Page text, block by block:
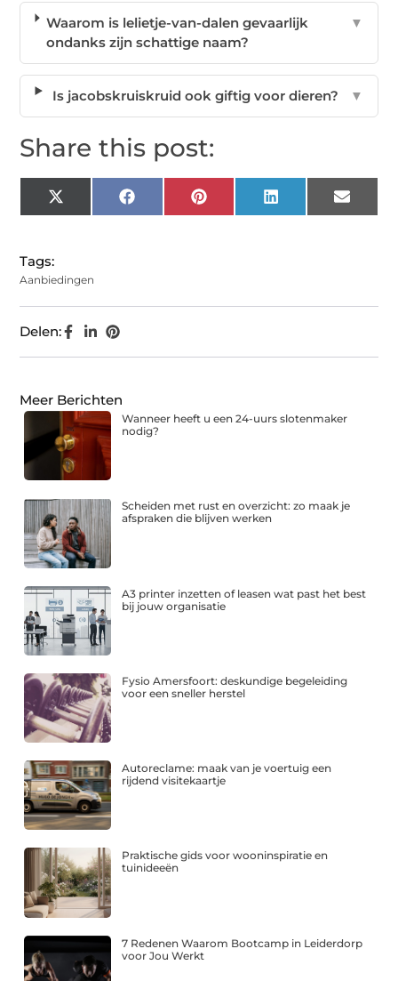
Waarom is lelietje-van-dalen gevaarlijk
ondanks zijn schattige naam?
▼
Is jacobskruiskruid ook giftig voor dieren? ▼
Share this post:
X
(Twitter)
Facebook Pinterest LinkedIn Email
Tags:
Aanbiedingen
Delen:
Meer Berichten
Wanneer heeft u een 24-uurs slotenmaker
nodig?
Scheiden met rust en overzicht: zo maak je
afspraken die blijven werken
A3 printer inzetten of leasen wat past het best
bij jouw organisatie
Fysio Amersfoort: deskundige begeleiding
voor een sneller herstel
Autoreclame: maak van je voertuig een
rijdend visitekaartje
Praktische gids voor wooninspiratie en
tuinideeën
7 Redenen Waarom Bootcamp in Leiderdorp
voor Jou Werkt